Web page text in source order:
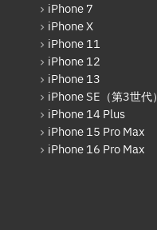
iPhone 7
iPhone X
iPhone 11
iPhone 12
iPhone 13
iPhone SE（第3世代）
iPhone 14 Plus
iPhone 15 Pro Max
iPhone 16 Pro Max